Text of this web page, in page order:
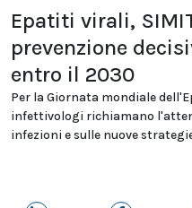
Epatiti virali,
prevenzione
entro il 2030
Per la Giornata mondiale
infettivologi richiamano
infezioni e sulle nuove